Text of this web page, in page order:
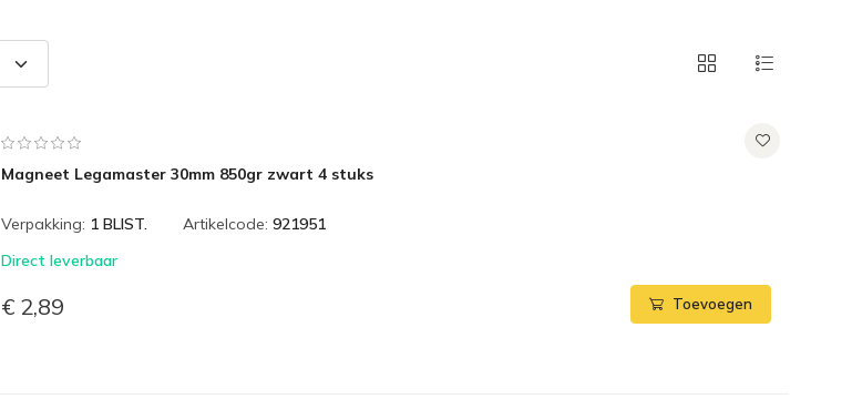
Magneet Legamaster 30mm 850gr zwart 4 stuks
Verpakking: 1 BLIST. Artikelcode: 921951
Direct leverbaar
€ 2,89 Toevoegen